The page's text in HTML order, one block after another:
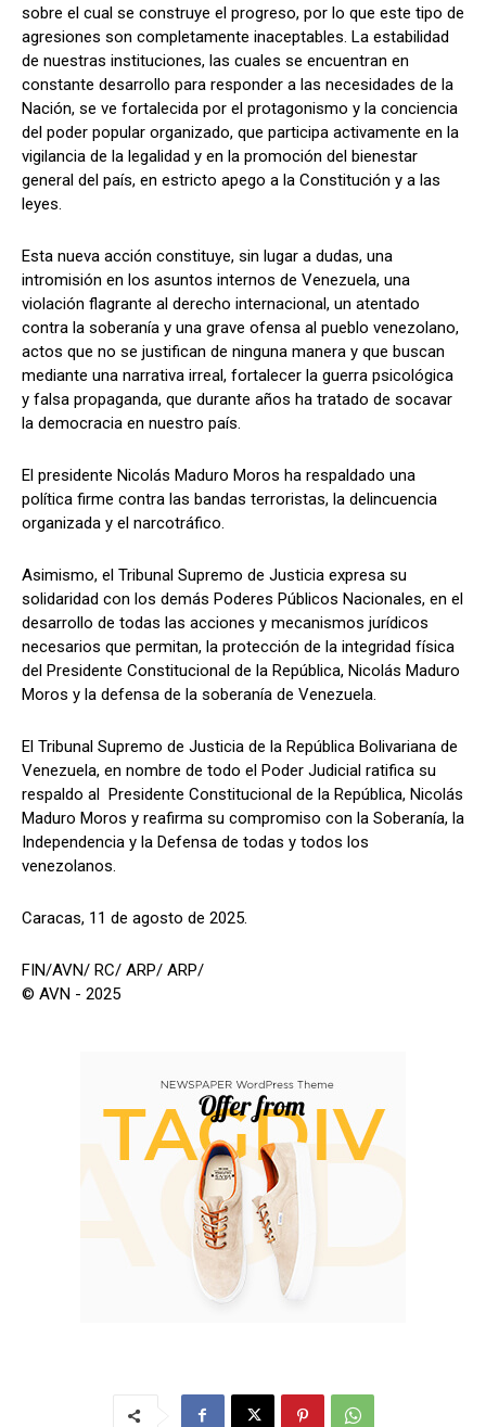
sobre el cual se construye el progreso, por lo que este tipo de
agresiones son completamente inaceptables. La estabilidad
de nuestras instituciones, las cuales se encuentran en
constante desarrollo para responder a las necesidades de la
Nación, se ve fortalecida por el protagonismo y la conciencia
del poder popular organizado, que participa activamente en la
vigilancia de la legalidad y en la promoción del bienestar
general del país, en estricto apego a la Constitución y a las
leyes.
Esta nueva acción constituye, sin lugar a dudas, una
intromisión en los asuntos internos de Venezuela, una
violación flagrante al derecho internacional, un atentado
contra la soberanía y una grave ofensa al pueblo venezolano,
actos que no se justifican de ninguna manera y que buscan
mediante una narrativa irreal, fortalecer la guerra psicológica
y falsa propaganda, que durante años ha tratado de socavar
la democracia en nuestro país.
El presidente Nicolás Maduro Moros ha respaldado una
política firme contra las bandas terroristas, la delincuencia
organizada y el narcotráfico.
Asimismo, el Tribunal Supremo de Justicia expresa su
solidaridad con los demás Poderes Públicos Nacionales, en el
desarrollo de todas las acciones y mecanismos jurídicos
necesarios que permitan, la protección de la integridad física
del Presidente Constitucional de la República, Nicolás Maduro
Moros y la defensa de la soberanía de Venezuela.
El Tribunal Supremo de Justicia de la República Bolivariana de
Venezuela, en nombre de todo el Poder Judicial ratifica su
respaldo al Presidente Constitucional de la República, Nicolás
Maduro Moros y reafirma su compromiso con la Soberanía, la
Independencia y la Defensa de todas y todos los
venezolanos.
Caracas, 11 de agosto de 2025.
FIN/AVN/ RC/ ARP/ ARP/
© AVN - 2025